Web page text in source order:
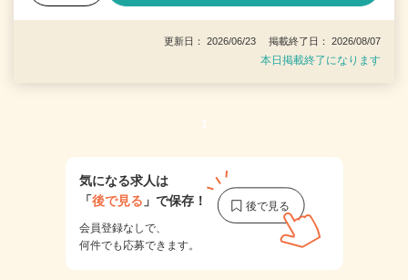
更新日： 2026/06/23 掲載終了日： 2026/08/07
本日掲載終了になります
1
気になる求人は
「後で見る 」で保存！
会員登録なしで、
何件でも応募できます。